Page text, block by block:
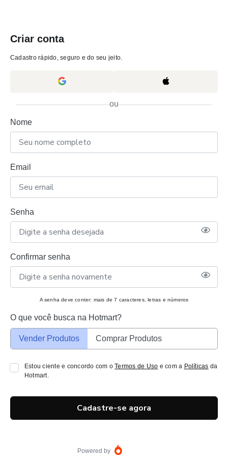
Criar conta
Cadastro rápido, seguro e do seu jeito.
ou
Nome
Email
Senha
Confirmar senha
A senha deve conter: mais de 7 caracteres, letras e números
O que você busca na Hotmart?
Vender Produtos Comprar Produtos
Estou ciente e concordo com oTermos de Uso e com a Políticas da
Hotmart.
Cadastre-se agora
Powered by